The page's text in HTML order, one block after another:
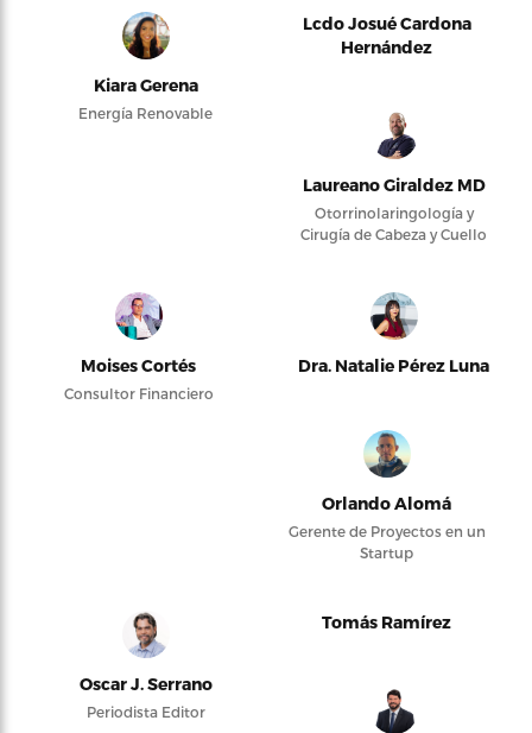
Kiara Gerena
Energía Renovable
Lcdo Josué Cardona
Hernández
Laureano Giraldez MD
Otorrinolaringología y
Cirugía de Cabeza y Cuello
Moises Cortés
Consultor Financiero
Dra. Natalie Pérez Luna
Orlando Alomá
Gerente de Proyectos en un
Startup
Oscar J. Serrano
Periodista Editor
Tomás Ramírez